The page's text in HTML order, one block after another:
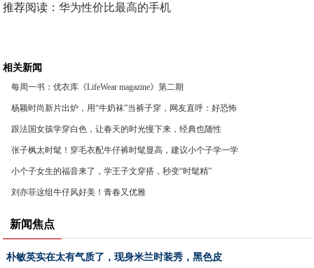
推荐阅读：华为性价比最高的手机
相关新闻
每周一书：优衣库《LifeWear magazine》第二期
杨颖时尚新片出炉，用“牛奶袜”当裤子穿，网友直呼：好恐怖
跟法国女孩学穿白色，让春天的时光慢下来，经典也随性
张子枫太时髦！穿毛衣配牛仔裤时髦显高，建议小个子学一学
小个子女生的福音来了，学王子文穿搭，秒变“时髦精”
刘亦菲这组牛仔风好美！青春又优雅
新闻焦点
朴敏英实在太有气质了，现身米兰时装秀，黑色皮